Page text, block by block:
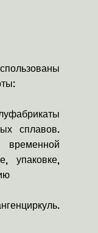
сплавов.
упаковке,